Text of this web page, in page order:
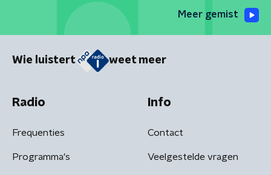
Meer gemist
Wie luistert weet meer
Radio
Frequenties
Programma's
Info
Contact
Veelgestelde vragen